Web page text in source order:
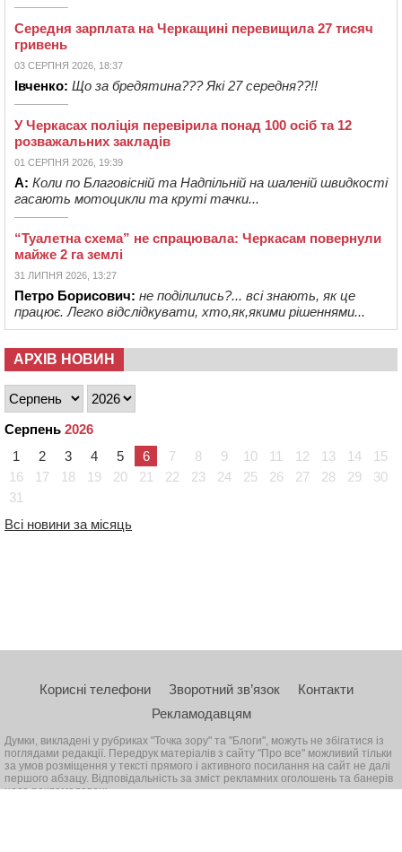
Середня зарплата на Черкащині перевищила 27 тисяч
гривень
03 СЕРПНЯ 2026, 18:37
Івченко: Що за бредятина??? Які 27 середня??!!
У Черкасах поліція перевірила понад 100 осіб та 12
розважальних закладів
01 СЕРПНЯ 2026, 19:39
А: Коли по Благовісній та Надпільній на шаленій швидкості
гасають мотоцикли та круті тачки...
“Туалетна схема” не спрацювала: Черкасам повернули
майже 2 га землі
31 ЛИПНЯ 2026, 13:27
Петро Борисович: не поділились?... всі знають, як це
працює. Легко відслідкувати, хто,як,якими рішеннями...
АРХІВ НОВИН
Серпень 2026
1
2 3 4 5 6 7 8 9 10 11 12 13 14
15
16
17 18 19 20 21 22 23 24 25 26 27 28 29
30
31
Всі новини за місяць
Корисні телефони Зворотний зв’язок
Контакти
Рекламодавцям
Думки, викладені у рубриках "Точка зору" та "Блоги", можуть не збігатися із
поглядами редакції. Передрук матеріалів з сайту "Про все" можливий тільки
за умов розміщення у тексті прямого і активного посилання на сайт не далі
першого абзацу. Відповідальність за зміст рекламних оголошень та банерів
несе рекламодавець